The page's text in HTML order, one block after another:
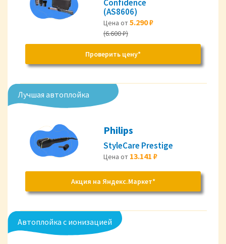
Confidence
(AS8606)
Цена от5.290 ₽
(6.600 ₽)
Проверить цену*
Лучшая автоплойка
Philips
StyleCare Prestige
Цена от 13.141 ₽
Акция на Яндекс.Маркет*
Автоплойка с ионизацией